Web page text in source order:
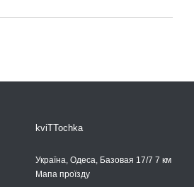
kviTTochka
Україна, Одеса, Базовая 17/7 7 км
Мапа проїзду